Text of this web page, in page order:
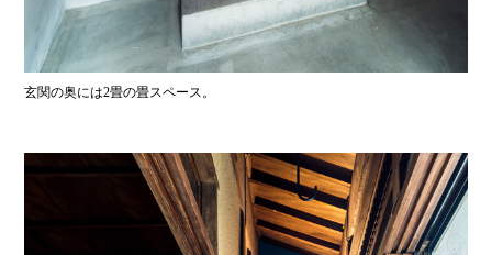
玄関の奥には2畳の畳スペース。